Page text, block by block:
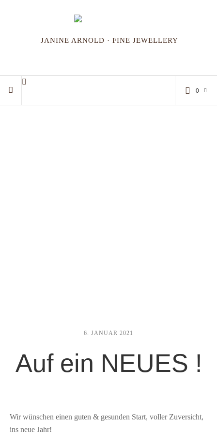
JANINE ARNOLD · FINE JEWELLERY
0
6. JANUAR 2021
Auf ein NEUES !
Wir wünschen einen guten & gesunden Start, voller Zuversicht,
ins neue Jahr!